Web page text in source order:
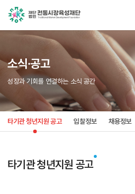
소식·공고
성장과 기회를 연결하는 소식 공간
타기관 청년지원 공고 입찰정보 채용정보
타기관 청년지원 공고